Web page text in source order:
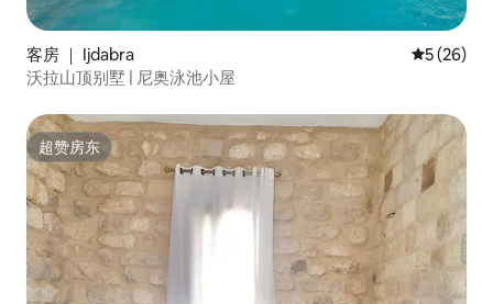
客房 ｜ Ijdabra 平均评分
5 (26)
沃拉山顶别墅 | 尼奥泳池小屋
超赞房东
超赞房东